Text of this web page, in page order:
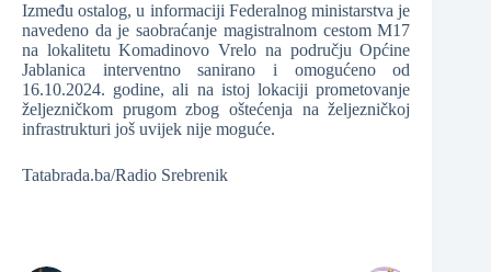
Između ostalog, u informaciji Federalnog ministarstva je
navedeno da je saobraćanje magistralnom cestom M17
na lokalitetu Komadinovo Vrelo na području Općine
Jablanica interventno sanirano i omogućeno od
16.10.2024. godine, ali na istoj lokaciji prometovanje
željezničkom prugom zbog oštećenja na željezničkoj
infrastrukturi još uvijek nije moguće.
Tatabrada.ba/Radio Srebrenik